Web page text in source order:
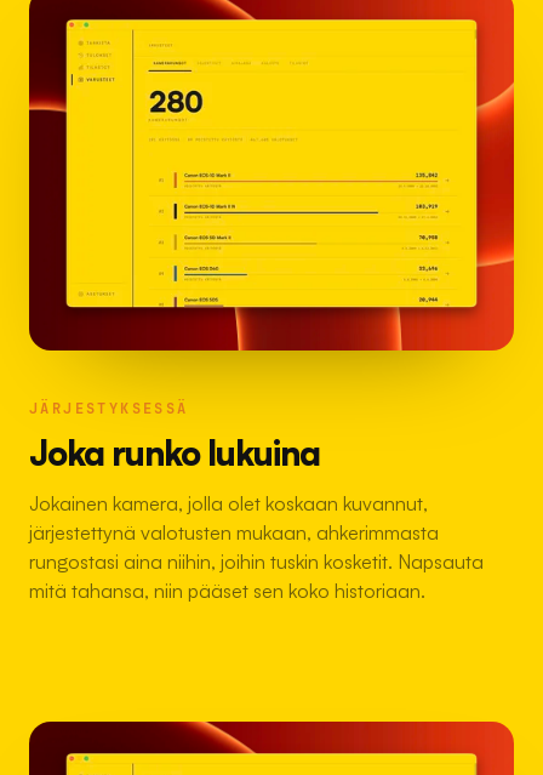
JÄRJESTYKSESSÄ
Joka runko lukuina
Jokainen kamera, jolla olet koskaan kuvannut,
järjestettynä valotusten mukaan, ahkerimmasta
rungostasi aina niihin, joihin tuskin kosketit. Napsauta
mitä tahansa, niin pääset sen koko historiaan.